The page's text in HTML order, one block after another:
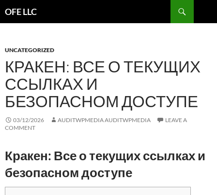
OFE LLC
UNCATEGORIZED
КРАКЕН: ВСЕ О ТЕКУЩИХ
ССЫЛКАХ И
БЕЗОПАСНОМ ДОСТУПЕ
03/12/2026 AUDITWPMEDIA AUDITWPMEDIA
LEAVE A
COMMENT
Кракен: Все о текущих ссылках и
безопасном доступе